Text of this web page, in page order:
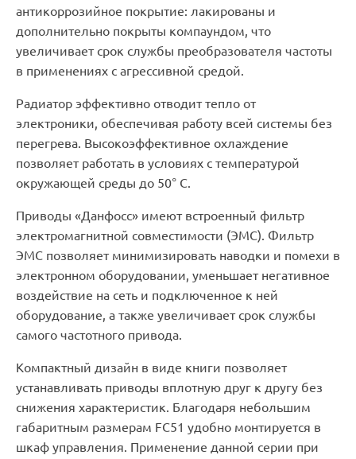
антикоррозийное покрытие: лакированы и
дополнительно покрыты компаундом, что
увеличивает срок службы преобразователя частоты
в применениях с агрессивной средой.
Радиатор эффективно отводит тепло от
электроники, обеспечивая работу всей системы без
перегрева. Высокоэффективное охлаждение
позволяет работать в условиях с температурой
окружающей среды до 50° С.
Приводы «Данфосс» имеют встроенный фильтр
электромагнитной совместимости (ЭМС). Фильтр
ЭМС позволяет минимизировать наводки и помехи в
электронном оборудовании, уменьшает негативное
воздействие на сеть и подключенное к ней
оборудование, а также увеличивает срок службы
самого частотного привода.
Компактный дизайн в виде книги позволяет
устанавливать приводы вплотную друг к другу без
снижения характеристик. Благодаря небольшим
габаритным размерам FC51 удобно монтируется в
шкаф управления. Применение данной серии при